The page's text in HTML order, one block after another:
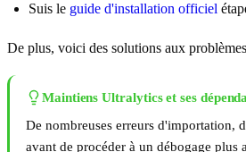
Suis le guide d'installation officiel
De plus, voici des solutions aux
Maintiens Ultralytics et ses
De nombreuses erreurs d'importation,
avant de procéder à un débogage plus